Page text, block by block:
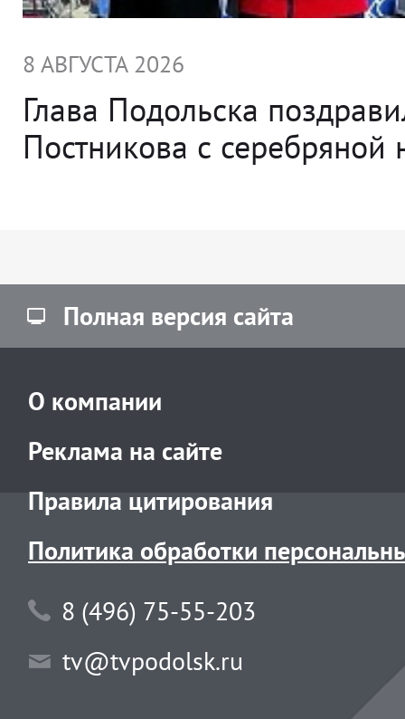
8 АВГУСТА 2026
Глава Подольска
Постникова с серебряной
Полная версия сайта
О компании
Реклама на сайте
Правила цитирования
Политика обработки
8 (496) 75-55-203
tv@tvpodolsk.ru